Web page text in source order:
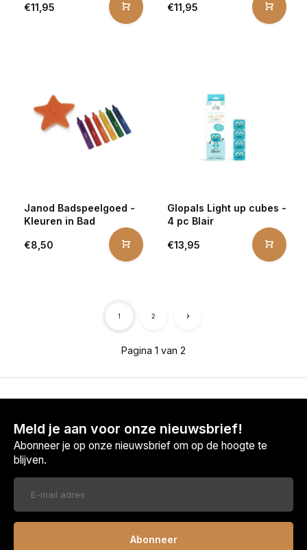
€11,95 €11,95
Janod Badspeelgoed -
Kleuren in Bad
€8,50
Glopals Light up cubes -
4 pc Blair
€13,95
Pagina 1 van 2
1 2
Meld je aan voor onze nieuwsbrief!
Abonneer je op onze nieuwsbrief om op de hoogte te
blijven.
Abonneer